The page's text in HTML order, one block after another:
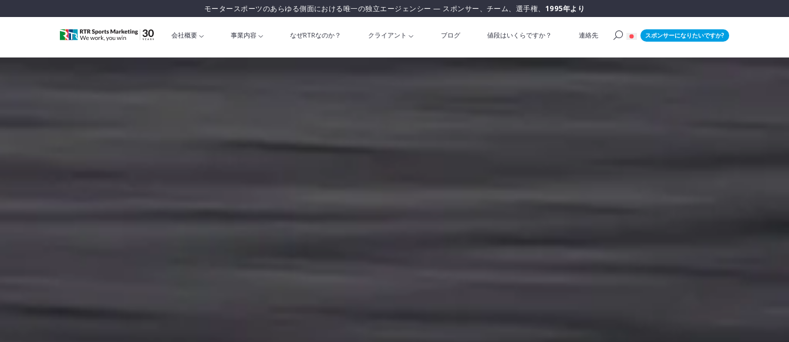
モータースポーツのあらゆる側面における唯一の独立エージェンシー — スポンサー、チーム、選手権、 1995年より
会社概要 事業内容 なぜRTRなのか？ クライアント ブログ 値段はいくらですか？ 連絡先 スポンサーになりたいですか?